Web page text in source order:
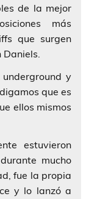
de la mejor
más
que surgen
Daniels.
y
que es
ellos mismos
estuvieron
mucho
fue la propia
y lo lanzó a